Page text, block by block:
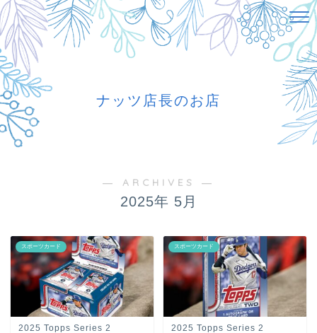
ナッツ店長のお店
― ARCHIVES ―
2025年 5月
スポーツカード
2025 Topps Series 2
スポーツカード
2025 Topps Series 2